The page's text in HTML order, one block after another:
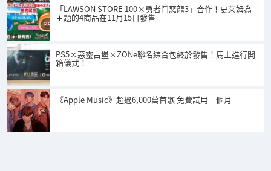
「LAWSON STORE 100×勇者鬥惡龍3」合作！史莱姆為
主題的4商品在11月15日發售
PS5×惡靈古堡×ZONe聯名綜合包終於發售！馬上進行開
箱儀式！
《Apple Music》超過6,000萬首歌 免費試用三個月